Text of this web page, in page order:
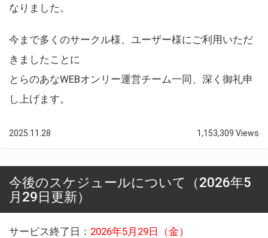
なりました。
今まで多くのサークル様、ユーザー様にご利用いただ
きましたことに
とらのあなWEBオンリー運営チーム一同、深く御礼申
し上げます。
2025.11.28 1,153,309 Views
今後のスケジュールについて（2026年5
月29日更新）
サービス終了日： 2026年5月29日（金）